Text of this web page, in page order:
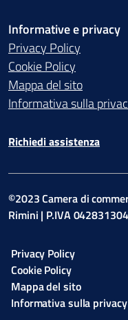
Informative e privacy
Privacy Policy
Cookie Policy
Mappa del sito
Informativa sulla
Richiedi assistenza
©2023 Camera di
Rimini | P.IVA
Privacy Policy
Cookie Policy
Mappa del sito
Informativa sulla privacy